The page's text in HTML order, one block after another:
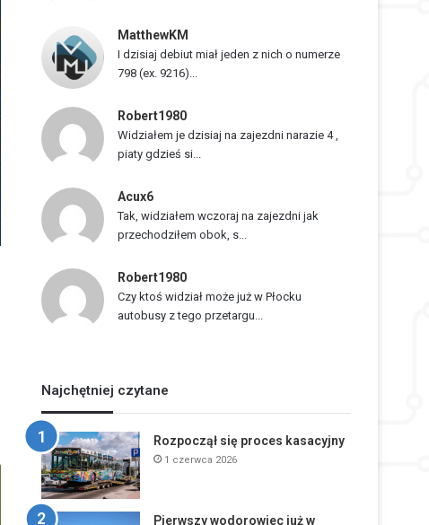
MatthewKM
I dzisiaj debiut miał jeden z nich o numerze
798 (ex. 9216)...
Robert1980
Widziałem je dzisiaj na zajezdni narazie 4 ,
piaty gdzieś si...
Acux6
Tak, widziałem wczoraj na zajezdni jak
przechodziłem obok, s...
Robert1980
Czy ktoś widział może już w Płocku
autobusy z tego przetargu...
Najchętniej czytane
Rozpoczął się proces kasacyjny
1 czerwca 2026
Pierwszy wodorowiec już w